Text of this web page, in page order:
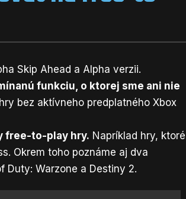
Skip Ahead a Alpha verzii.
funkciu, o ktorej sme ani nie
bez aktívneho predplatného Xbox
free-to-play hry. Napríklad hry, ktoré
Okrem toho poznáme aj dva
Duty: Warzone a Destiny 2.